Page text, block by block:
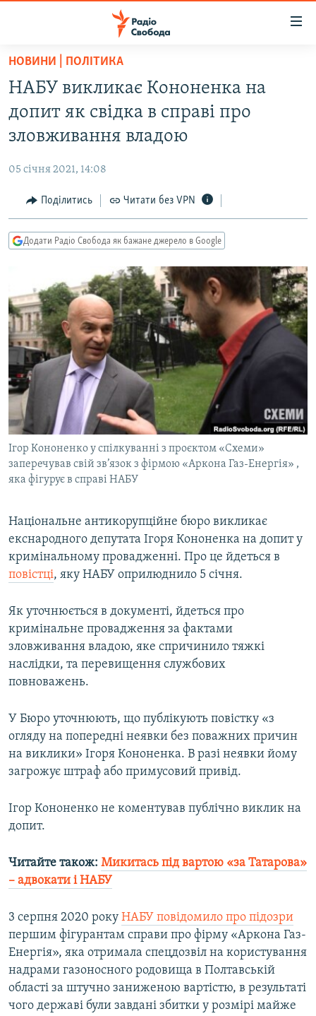
Перейти
основного
матеріалу
до
основної
Перейти
до
пошуку
СУСПІЛЬСТВО
СВІТ
РОСІЙСЬКА «ФІЛЬТРАЦІЯ»
ДОНБАС.РЕАЛІЇ
ТИ ЯК?
ПРИАЗОВ’Я
КИТАЙ.ВИКЛИКИ
МУЛЬТИМЕДІА
ФОТО
СПЕЦПРОЄКТИ
ПОДКАСТИ
КРИМ РЕАЛІЇ
РУС
УКР
КТАТ
ДОЛУЧАЙСЯ!
Усі сайти RFE/RL
НОВИНИ | ПОЛІТИКА
НАБУ викликає Кононенка на
допит як свідка в справі про
зловживання владою
05 січня 2021, 14:08
Поділитись Читати без VPN
Додати Радіо Свобода як бажане джерело в Google
Ігор Кононенко у спілкуванні з проєктом «Схеми»
заперечував свій зв’язок з фірмою «Аркона Газ-Енергія» ,
яка фігурує в справі НАБУ
Національне антикорупційне бюро викликає
екснародного депутата Ігоря Кононенка на допит у
кримінальному провадженні. Про це йдеться в
повістці, яку НАБУ оприлюднило 5 січня.
Як уточнюється в документі, йдеться про
кримінальне провадження за фактами
зловживання владою, яке спричинило тяжкі
наслідки, та перевищення службових
повноважень.
У Бюро уточнюють, що публікують повістку «з
огляду на попередні неявки без поважних причин
на виклики» Ігоря Кононенка. В разі неявки йому
загрожує штраф або примусовий привід.
Ігор Кононенко не коментував публічно виклик на
допит.
Читайте також: Микитась під вартою «за Татарова»
– адвокати і НАБУ
3 серпня 2020 року НАБУ повідомило про підозри
першим фігурантам справи про фірму «Аркона Газ-
Енергія», яка отримала спецдозвіл на користування
надрами газоносного родовища в Полтавській
області за штучно заниженою вартістю, в результаті
чого державі були завдані збитки у розмірі майже